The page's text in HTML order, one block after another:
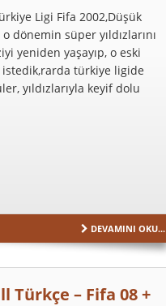
Ligi Fifa 2002,Düşük
dönemin süper yıldızlarını
yeniden yaşayıp, o eski
türkiye ligide
yıldızlarıyla keyif dolu
DEVAMINI OKU...
Türkçe – Fifa 08 +